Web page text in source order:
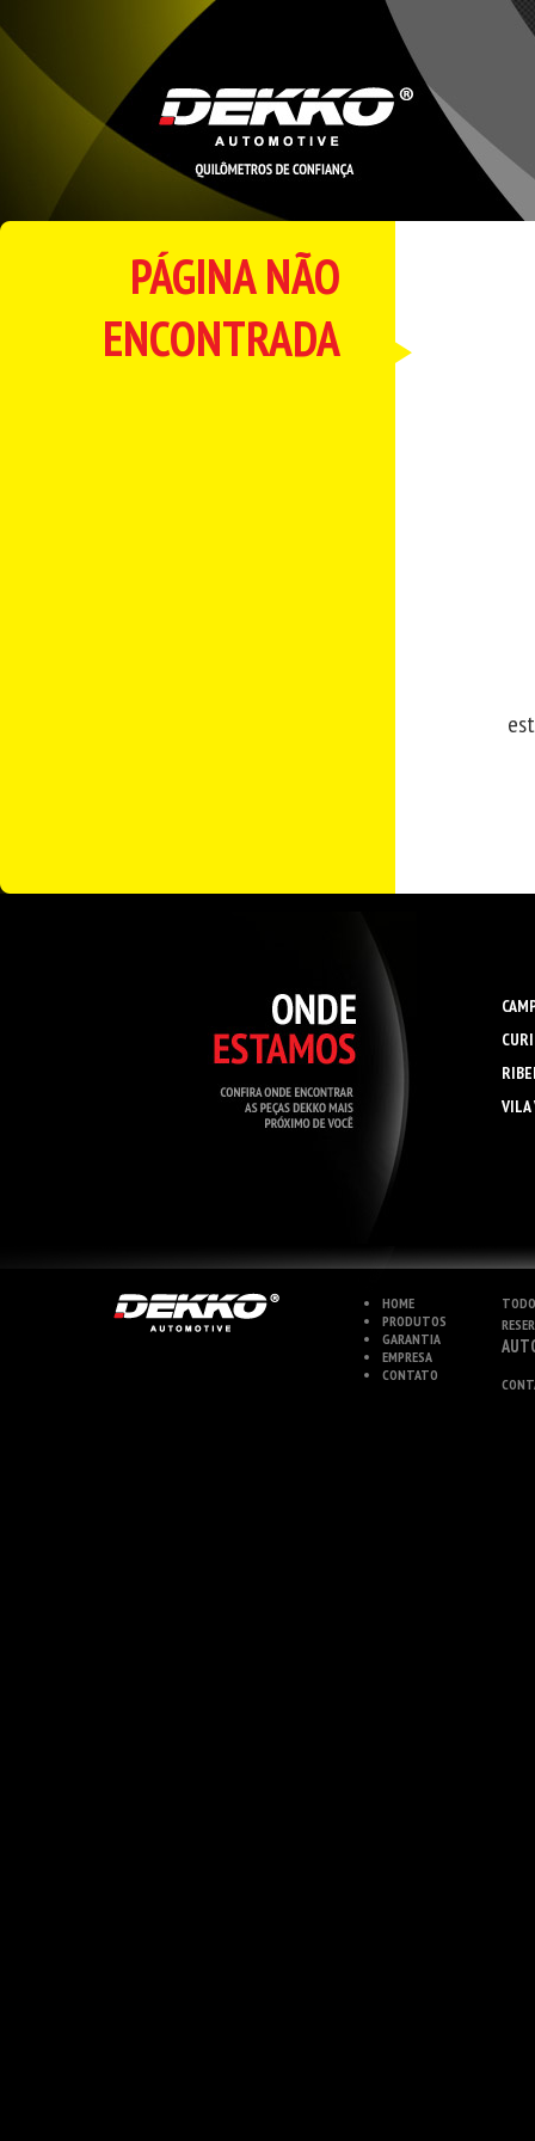
PÁGINA NÃO
ENCONTRADA
VILA
HOME
PRODUTOS
GARANTIA
EMPRESA
CONTATO